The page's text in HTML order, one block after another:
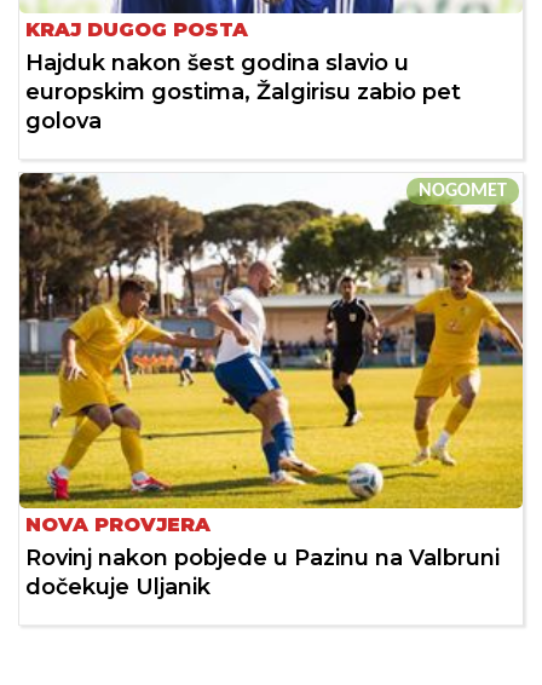
KRAJ DUGOG POSTA
Hajduk nakon šest godina slavio u
europskim gostima, Žalgirisu zabio pet
golova
NOGOMET
NOVA PROVJERA
Rovinj nakon pobjede u Pazinu na Valbruni
dočekuje Uljanik